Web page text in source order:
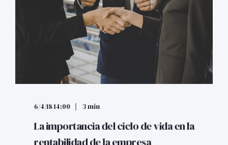
6/4/18 14:00 3 min
La importancia del ciclo de vida en la